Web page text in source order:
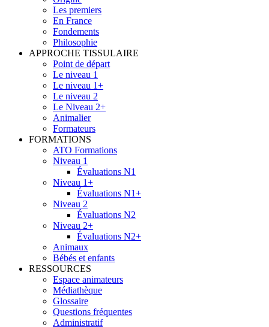
Les premiers
En France
Fondements
Philosophie
APPROCHE TISSULAIRE
Point de départ
Le niveau 1
Le niveau 1+
Le niveau 2
Le Niveau 2+
Animalier
Formateurs
FORMATIONS
ATO Formations
Niveau 1
Évaluations N1
Niveau 1+
Évaluations N1+
Niveau 2
Évaluations N2
Niveau 2+
Évaluations N2+
Animaux
Bébés et enfants
RESSOURCES
Espace animateurs
Médiathèque
Glossaire
Questions fréquentes
Administratif